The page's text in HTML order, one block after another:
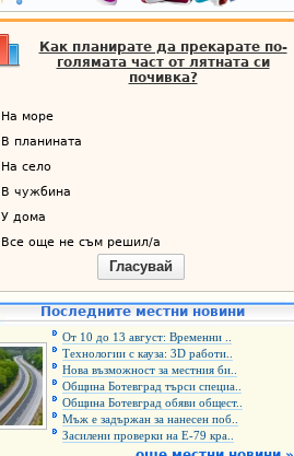
Как планирате да прекарате по-
голямата част от лятната си
почивка?
На море
В планината
На село
В чужбина
У дома
Все още не съм решил/а
Гласувай
Последните местни новини
От 10 до 13 август: Временни ..
Технологии с кауза: 3D работи..
Нова възможност за местния би..
Община Ботевград търси специа..
Община Ботевград обяви общест..
Мъж е задържан за нанесен поб..
Засилени проверки на Е-79 кра..